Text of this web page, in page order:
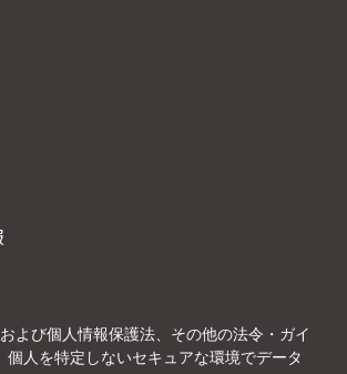
よび個人情報保護法、その他の法令・ガイ
個人を特定しないセキュアな環境でデータ